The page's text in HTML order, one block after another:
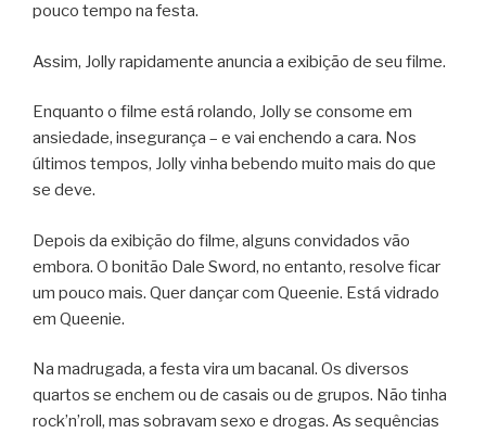
pouco tempo na festa.
Assim, Jolly rapidamente anuncia a exibição de seu filme.
Enquanto o filme está rolando, Jolly se consome em
ansiedade, insegurança – e vai enchendo a cara. Nos
últimos tempos, Jolly vinha bebendo muito mais do que
se deve.
Depois da exibição do filme, alguns convidados vão
embora. O bonitão Dale Sword, no entanto, resolve ficar
um pouco mais. Quer dançar com Queenie. Está vidrado
em Queenie.
Na madrugada, a festa vira um bacanal. Os diversos
quartos se enchem ou de casais ou de grupos. Não tinha
rock’n’roll, mas sobravam sexo e drogas. As sequências